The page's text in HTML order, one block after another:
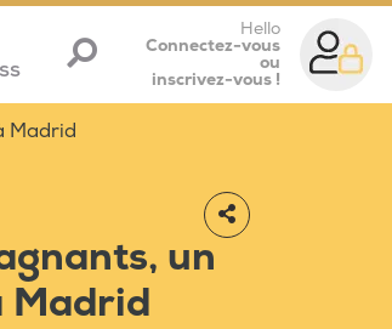
Hello
Connectez-vous
ou
inscrivez-vous !
Madrid
un
Madrid